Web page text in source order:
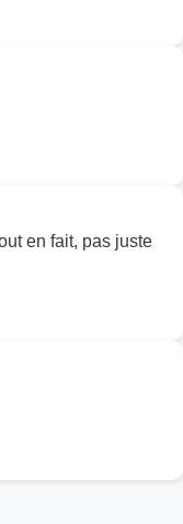
en fait, pas juste